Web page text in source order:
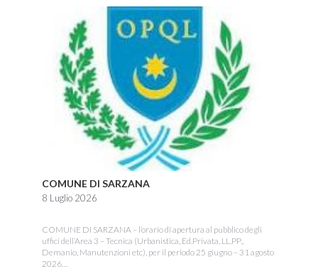
COMUNE DI SARZANA
8 Luglio 2026
COMUNE DI SARZANA – l’orario di apertura al pubblico degli
uffici dell’Area 3 – Tecnica (Urbanistica, Ed.Privata, LL.PP.,
Demanio, Manutenzioni etc), per il periodo 25 giugno – 31 agosto
2026…